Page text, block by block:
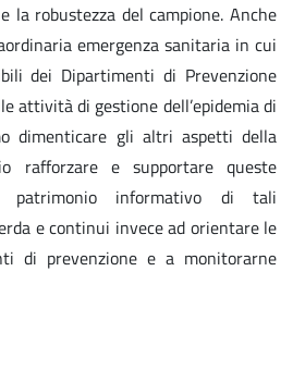
la robustezza del campione. Anche
emergenza sanitaria in cui
dei Dipartimenti di Prevenzione
attività di gestione dell’epidemia di
dimenticare gli altri aspetti della
rafforzare e supportare queste
informativo di tali
e continui invece ad orientare le
di prevenzione e a monitorarne